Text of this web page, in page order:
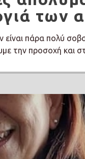
των
πάρα πολύ
την προσοχή